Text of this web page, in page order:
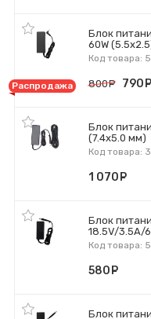
Блок
60W
Код товара:
Распродажа 800 790
Блок
(7.4х5.0 мм)
Код товара:
1 070
Блок
18.5V/3.5A/
Код товара:
580
Блок